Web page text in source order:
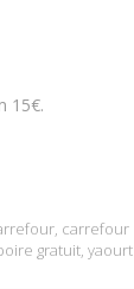
15€.
, carrefour
gratuit, yaourt